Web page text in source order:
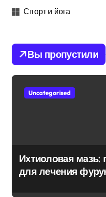
Спорт и йога
Вы пропустили
Uncategorised
Ихтиоловая мазь:
для лечения